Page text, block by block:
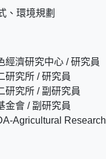
、環境規劃
經濟研究中心 / 研究員
研究所 / 研究員
研究所 / 副研究員
金會 / 副研究員
Agricultural Research